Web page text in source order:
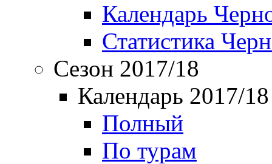
Календарь
Статистика
Сезон 2017/18
Календарь 2017/18
Полный
По турам